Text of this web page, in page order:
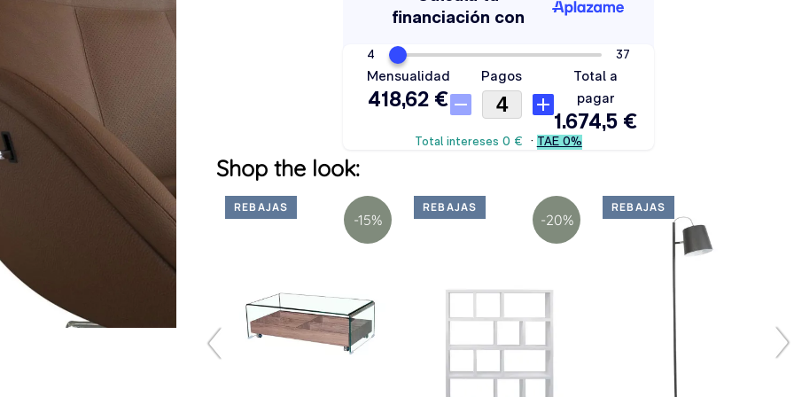
Shop the look:
-25% -15%
REBAJAS
-20%
REBAJAS REBAJAS